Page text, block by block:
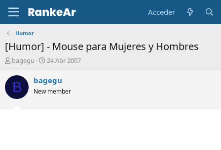
Acceder
Humor
[Humor] - Mouse para Mujeres y Hombres
A
t
o
r
bagegu
F
c
h
a
24 Abr 2007
B bagegu
New member